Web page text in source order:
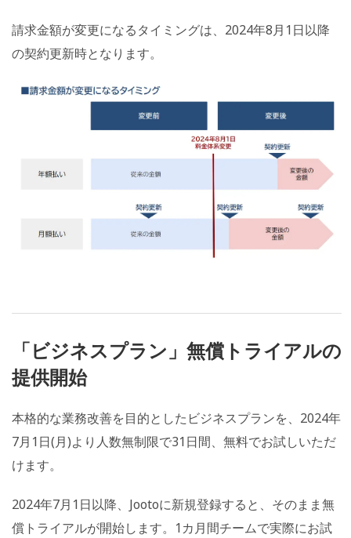
請求金額が変更になるタイミングは、2024年8月1日以降
の契約更新時となります。
「ビジネスプラン」無償トライアルの
提供開始
本格的な業務改善を目的としたビジネスプランを、2024年
7月1日(月)より人数無制限で31日間、無料でお試しいただ
けます。
2024年7月1日以降、Jootoに新規登録すると、そのまま無
償トライアルが開始します。1カ月間チームで実際にお試